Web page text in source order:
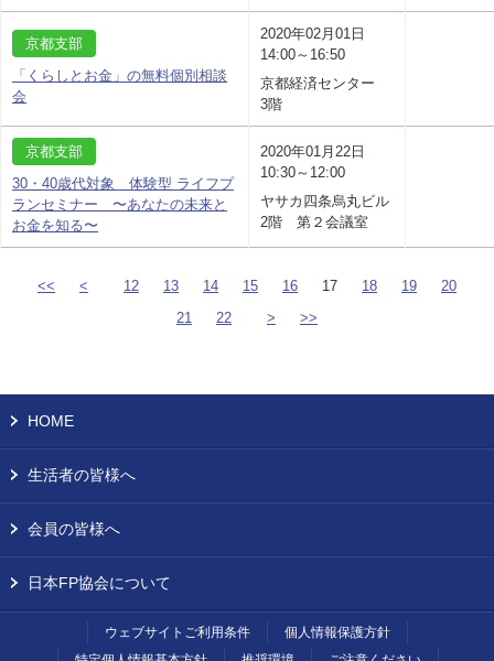
京都支部
「くらしとお金」の無料個別相談
会
2020年02月01日
14:00～16:50
京都経済センター
3階
京都支部
30・40歳代対象 体験型 ライフプ
ランセミナー 〜あなたの未来と
お金を知る〜
2020年01月22日
10:30～12:00
ヤサカ四条烏丸ビル
2階 第２会議室
<< < 12 13 14 15 16 17 18 19
20
21
22 > >>
HOME
生活者の皆様へ
会員の皆様へ
日本FP協会について
ウェブサイトご利用条件
個人情報保護方針